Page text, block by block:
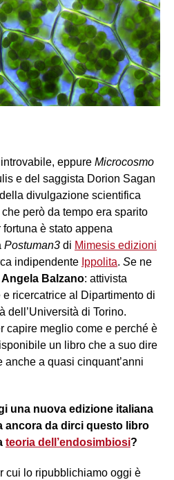
eppure Microcosmo
e del saggista Dorion Sagan
divulgazione scientifica
però da tempo era sparito
è stato appena
Postuman3 di Mimesis edizioni
indipendente Ippolita. Se ne
Angela Balzano: attivista
ricercatrice al Dipartimento di
dell’Università di Torino.
capire meglio come e perché è
un libro che a suo dire
anche a quasi cinquant’anni
una nuova edizione italiana
ancora da dirci questo libro
teoria dell’endosimbiosi?
cui lo ripubblichiamo oggi è